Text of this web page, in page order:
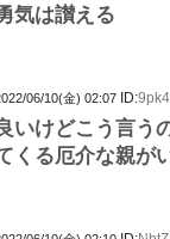
気は讃える
06/10(金) 02:07 ID:
いけどこう言う
くる厄介な親が